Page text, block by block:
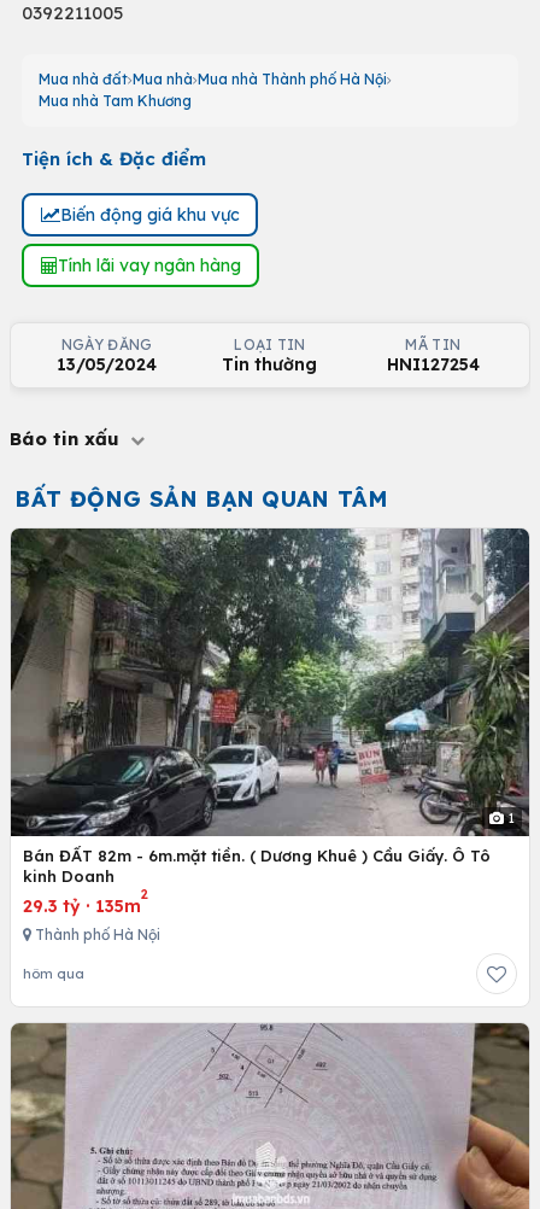
0392211005
Mua nhà đất Mua nhà Mua nhà Thành phố Hà Nội
Mua nhà Tam Khương
Tiện ích & Đặc điểm
Biến động giá khu vực
Tính lãi vay ngân hàng
NGÀY ĐĂNG
13/05/2024
LOẠI TIN
Tin thường
MÃ TIN
HNI127254
Báo tin xấu
BẤT ĐỘNG SẢN BẠN QUAN TÂM
1
Bán ĐẤT 82m - 6m.mặt tiền. ( Dương Khuê ) Cầu Giấy. Ô Tô
kinh Doanh
29.3 tỷ · 135m
2
Thành phố Hà Nội
hôm qua